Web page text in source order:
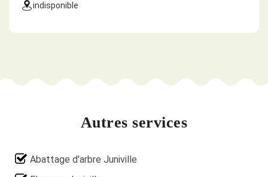
indisponible
Autres services
Abattage d'arbre Juniville